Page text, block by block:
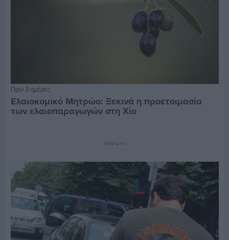
Πριν 3 ημέρες
Ελαιοκομικό Μητρώο: Ξεκινά η προετοιμασία
των ελαιοπαραγωγών στη Χίο
Διαφήμιση